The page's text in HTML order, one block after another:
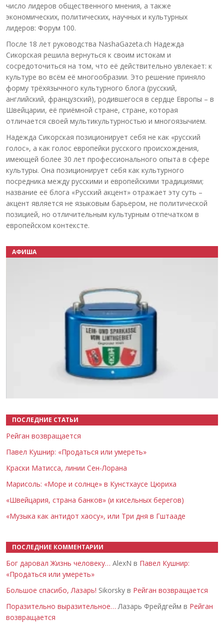
число лидеров общественного мнения, а также
экономических, политических, научных и культурных
лидеров: Форум 100.
После 18 лет руководства NashaGazeta.ch Надежда
Сикорская решила вернуться к своим истокам и
сосредоточиться на том, что её действительно увлекает: к
культуре во всём её многообразии. Это решение приняло
форму трёхязычного культурного блога (русский,
английский, французский), родившегося в сердце Европы – в
Швейцарии, её приёмной стране, стране, которая
отличается своей мультикультурностью и многоязычием.
Надежда Сикорская позиционирует себя не как «русский
голос», а как голос европейки русского происхождения,
имеющей более 30 лет профессионального опыта в сфере
культуры. Она позиционирует себя как культурного
посредника между русскими и европейскими традициями;
название её блога «Русский акцент» отражает эту суть –
акцент является не языковым барьером, не политической
позицией, но отличительным культурным отпечатком в
европейском контексте.
АФИША
ПОСЛЕДНИЕ СТАТЬИ
Рейган возвращается
Павел Кушнир: «Продаться или умереть»
Краски Матисса, линии Сен-Лорана
Марисоль: «Море и солнце» в Кунстхаусе Цюриха
«Швейцария, страна банков» (и кисельных берегов)
«Музыка как антидот хаосу», или Три дня в Гштааде
ПОСЛЕДНИЕ КОММЕНТАРИИ
Бог даровал Жизнь человеку… AlexN в Павел Кушнир:
«Продаться или умереть»
Большое спасибо, Лазарь! Sikorsky в Рейган возвращается
Поразительно выразительное… Лазарь Фрейдгейм в Рейган
возвращается